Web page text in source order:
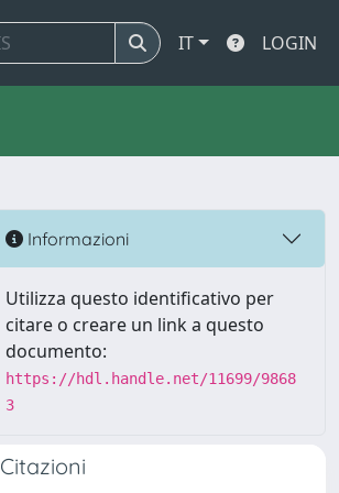
IT LOGIN
Informazioni
Utilizza questo identificativo per
citare o creare un link a questo
documento:
https://hdl.handle.net/11699/9868
3
Citazioni